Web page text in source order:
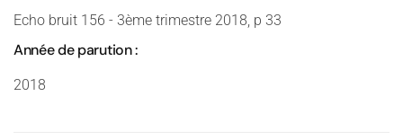
Echo bruit 156 - 3ème trimestre 2018, p 33
Année de parution :
2018